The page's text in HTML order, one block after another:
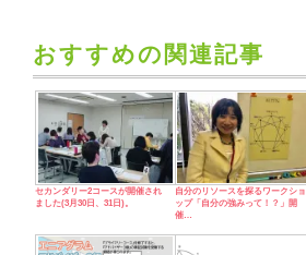
おすすめの関連記事
セカンダリー2コースが開催され
ました(3月30日、31日)。
自分のリソースを探るワークショ
ップ「自分の強みって！？」開
催…